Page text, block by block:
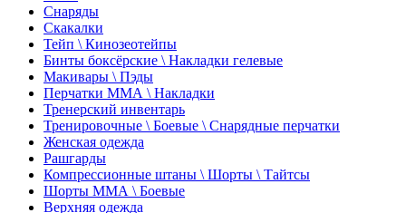
Снаряды
Скакалки
Тейп \ Кинозеотейпы
Бинты боксёрские \ Накладки гелевые
Макивары \ Пэды
Перчатки ММА \ Накладки
Тренерский инвентарь
Тренировочные \ Боевые \ Снарядные перчатки
Женская одежда
Рашгарды
Компрессионные штаны \ Шорты \ Тайтсы
Шорты ММА \ Боевые
Верхняя одежда